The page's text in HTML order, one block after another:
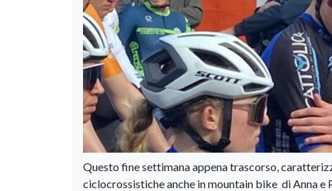
Questo fine settimana appena trascorso,
ciclocrossistiche anche in mountain bike di Anna